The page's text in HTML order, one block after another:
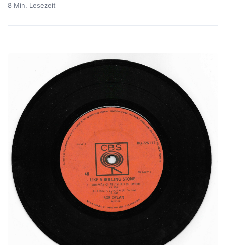
8 Min. Lesezeit